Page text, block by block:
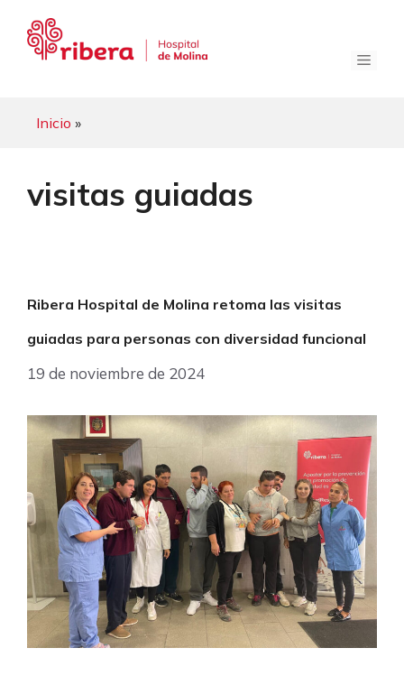
contenido
Menú
Inicio »
visitas guiadas
Ribera Hospital de Molina retoma las visitas
guiadas para personas con diversidad funcional
19 de noviembre de 2024